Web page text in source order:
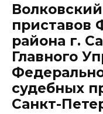
приставов
района г.
Главного
судебных
Санкт-